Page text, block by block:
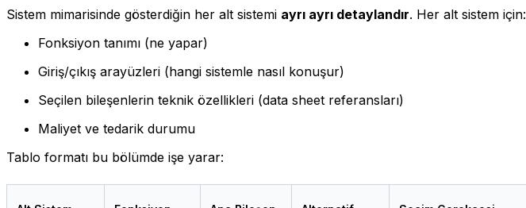
Sistem mimarisinde gösterdiğin her alt sistemi ayrı ayrı detaylandır. Her alt sistem için:
Fonksiyon tanımı (ne yapar)
Giriş/çıkış arayüzleri (hangi sistemle nasıl konuşur)
Seçilen bileşenlerin teknik özellikleri (data sheet referansları)
Maliyet ve tedarik durumu
Tablo formatı bu bölümde işe yarar: